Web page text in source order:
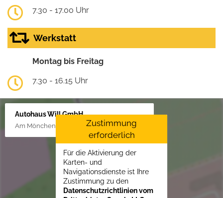
7.30 - 17.00 Uhr
Werkstatt
Montag bis Freitag
7.30 - 16.15 Uhr
Autohaus Will GmbH
Am Mönchenfelde 18, 38889 Blankenburg
Zustimmung
erforderlich
Für die Aktivierung der
Karten- und
Navigationsdienste ist Ihre
Zustimmung zu den
Datenschutzrichtlinien vom